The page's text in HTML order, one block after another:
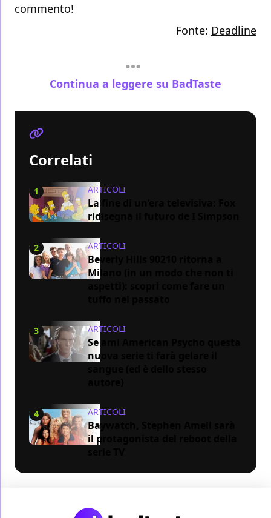
commento!
Fonte: Deadline
Continua a leggere su BadTaste
Correlati
1 ARTICOLI
La fine di un’era televisiva: Fox
ridisegna il futuro de I Simpson
2 ARTICOLI
Beverly Hills 90210 ritorna a
Milano (in un modo che non ti
3 ARTICOLI
Se ami American Psycho questa
nuova serie ti farà gelare il
4 ARTICOLI
Baywatch, Stephen Amell sarà
il protagonista del reboot della